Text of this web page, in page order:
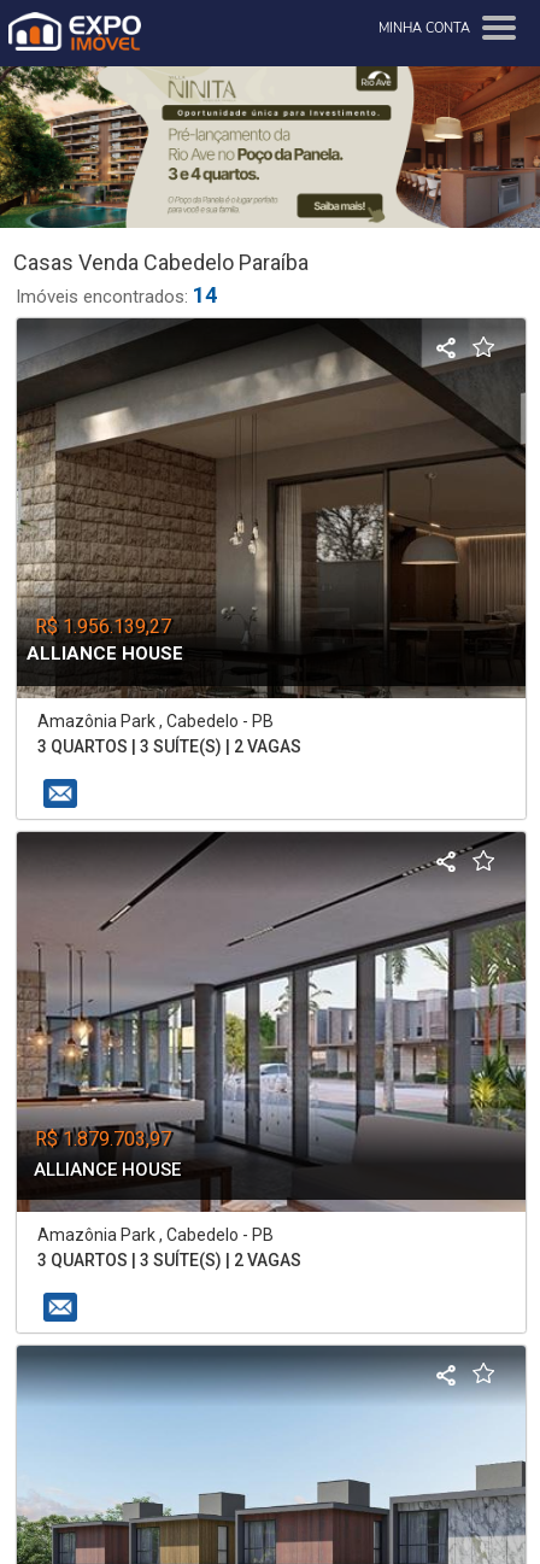
MINHA CONTA
Casas Venda Cabedelo Paraíba
Imóveis encontrados: 14
R$ 1.956.139,27
ALLIANCE HOUSE
Amazônia Park , Cabedelo - PB
3 QUARTOS | 3 SUÍTE(S) | 2 VAGAS
R$ 1.879.703,97
ALLIANCE HOUSE
Amazônia Park , Cabedelo - PB
3 QUARTOS | 3 SUÍTE(S) | 2 VAGAS